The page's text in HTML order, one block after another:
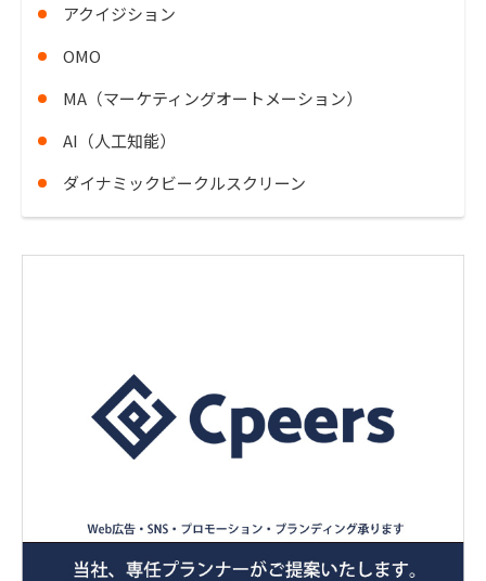
アクイジション
OMO
MA（マーケティングオートメーション）
AI（人工知能）
ダイナミックビークルスクリーン